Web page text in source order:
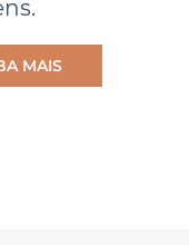
MAIS